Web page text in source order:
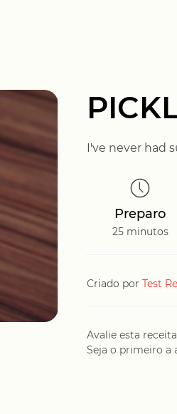
I've never had
Preparo
25 minutos
Criado por Test
Avalie esta receita
Seja o primeiro a